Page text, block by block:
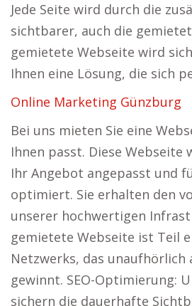
Jede Seite wird durch die
sichtbarer, auch die
gemietete Webseite wird
Ihnen eine Lösung, die sich
Online Marketing Günzburg
Bei uns mieten Sie eine
Ihnen passt. Diese Webseite
Ihr Angebot angepasst und
optimiert. Sie erhalten den
unserer hochwertigen
gemietete Webseite ist Teil
Netzwerks, das unaufhörlich
gewinnt. SEO-Optimierung:
sichern die dauerhafte